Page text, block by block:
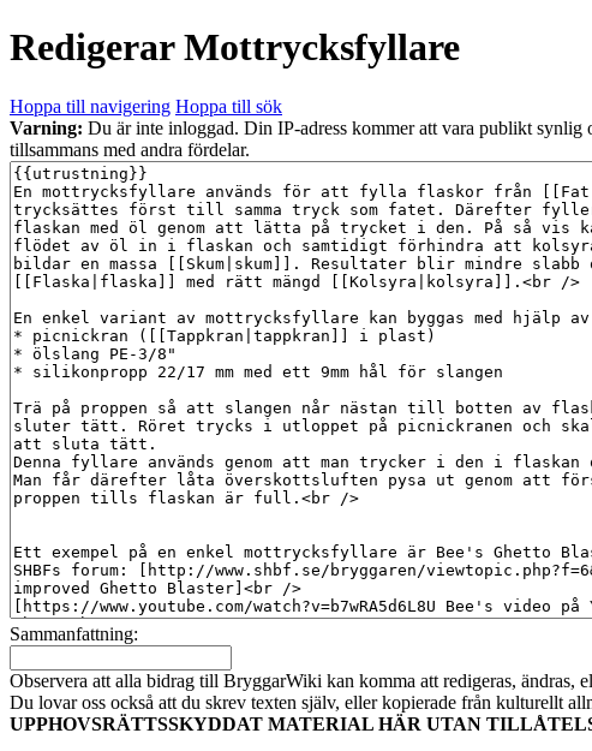
RedigerarMottrycksfyllare
Hoppa till navigering Hoppa till sök
Varning: Du är inte inloggad. Din IP-adress kommer att vara publikt synlig
tillsammans med andra fördelar.
Sammanfattning:
Observera att alla bidrag till BryggarWiki kan komma att redigeras, ändras,
Du lovar oss också att du skrev texten själv, eller kopierade från kulturellt
UPPHOVSRÄTTSSKYDDAT MATERIAL HÄR UTAN